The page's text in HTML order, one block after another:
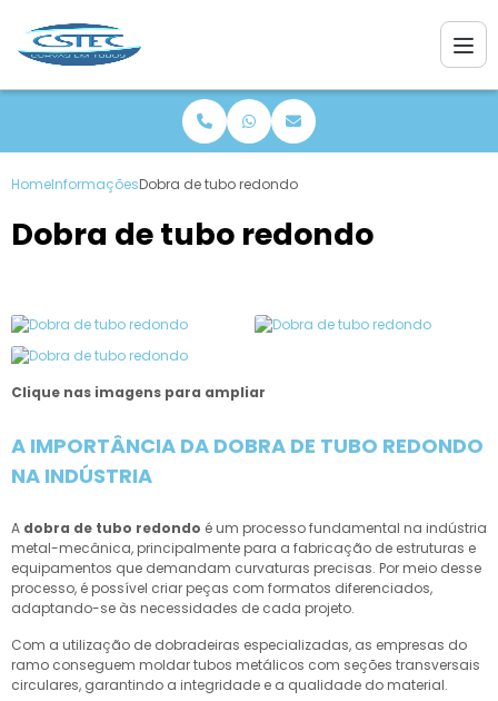
HomeInformaçõesDobra de tubo redondo
Dobra de tubo redondo
Clique nas imagens para ampliar
A IMPORTÂNCIA DA DOBRA DE TUBO REDONDO
NA INDÚSTRIA
A dobra de tubo redondo é um processo fundamental na indústria
metal-mecânica, principalmente para a fabricação de estruturas e
equipamentos que demandam curvaturas precisas. Por meio desse
processo, é possível criar peças com formatos diferenciados,
adaptando-se às necessidades de cada projeto.
Com a utilização de dobradeiras especializadas, as empresas do
ramo conseguem moldar tubos metálicos com seções transversais
circulares, garantindo a integridade e a qualidade do material.